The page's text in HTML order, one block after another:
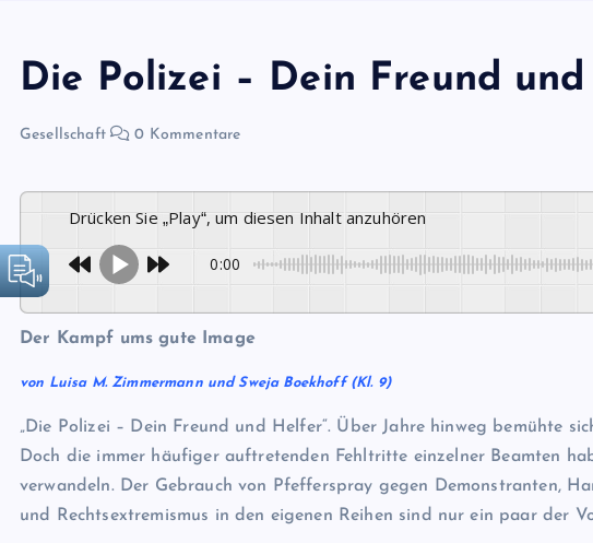
Die Polizei – Dein Freund
Gesellschaft 0 Kommentare
Drücken Sie „Play“, um diesen Inhalt anzuhören
0:00
Der Kampf ums gute Image
von Luisa M. Zimmermann und Sweja Boekhoff (Kl. 9)
„Die Polizei – Dein Freund und Helfer“. Über Jahre hinweg bemühte
Doch die immer häufiger auftretenden Fehltritte einzelner Beamten
verwandeln. Der Gebrauch von Pfefferspray gegen Demonstranten,
und Rechtsextremismus in den eigenen Reihen sind nur ein paar der